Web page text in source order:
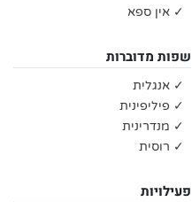
✓ אין ספא
שפות מדוברות
✓ אנגלית
✓ פיליפינית
✓ מנדרינית
✓ רוסית
פעילויות